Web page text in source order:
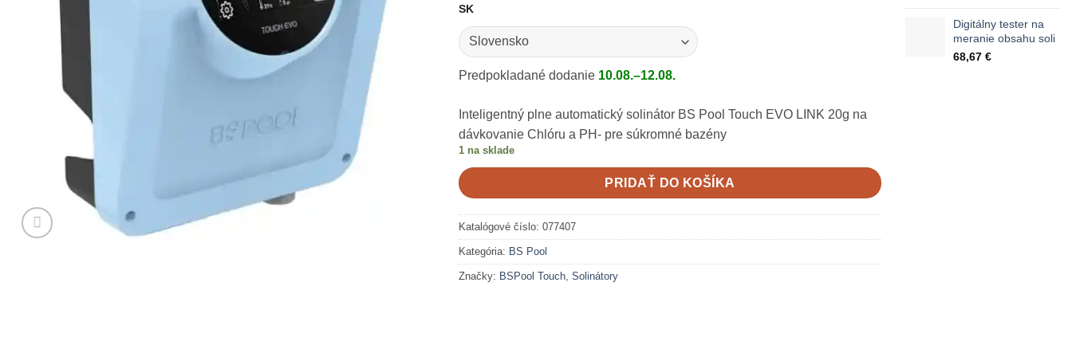
SK
Predpokladané dodanie 10.08.–12.08.
Inteligentný plne automatický solinátor BS Pool Touch EVO LINK 20g na
dávkovanie Chlóru a PH- pre súkromné bazény
1 na sklade
PRIDAŤ DO KOŠÍKA
Katalógové číslo: 077407
Kategória: BS Pool
Značky: BSPool Touch, Solinátory
Digitálny tester na
meranie obsahu soli
68,67 €